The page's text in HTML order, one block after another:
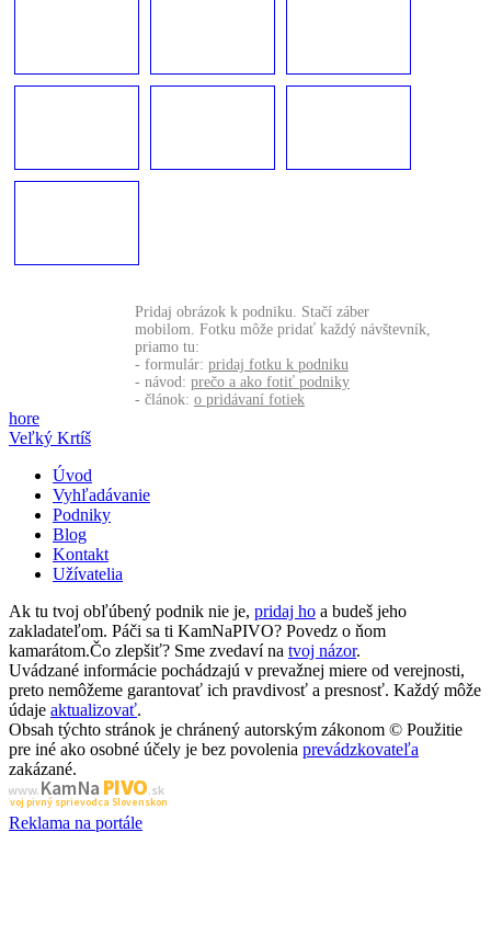
Pridaj obrázok k podniku. Stačí záber
mobilom. Fotku môže pridať každý návštevník,
priamo tu:
- formulár: pridaj fotku k podniku
- návod: prečo a ako fotiť podniky
- článok: o pridávaní fotiek
hore
Veľký Krtíš
Úvod
Vyhľadávanie
Podniky
Blog
Kontakt
Užívatelia
Ak tu tvoj obľúbený podnik nie je, pridaj ho a budeš jeho
zakladateľom. Páči sa ti KamNaPIVO? Povedz o ňom
kamarátom.Čo zlepšiť? Sme zvedaví na tvoj názor.
Uvádzané informácie pochádzajú v prevažnej miere od verejnosti,
preto nemôžeme garantovať ich pravdivosť a presnosť. Každý môže
údaje aktualizovať.
Obsah týchto stránok je chránený autorským zákonom © Použitie
pre iné ako osobné účely je bez povolenia prevádzkovateľa
zakázané.
www.Kam Na PIVO.sk
Tvoj pivný sprievodca Slovenskom
Reklama na portále